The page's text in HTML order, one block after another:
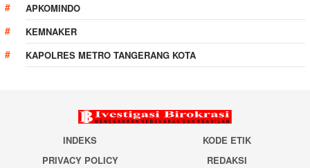
APKOMINDO
KEMNAKER
KAPOLRES METRO TANGERANG KOTA
INDEKS
KODE ETIK
PRIVACY POLICY
REDAKSI